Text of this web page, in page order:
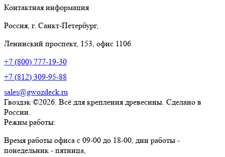
Контактная информация
Россия, г. Санкт-Петербург,
Ленинский проспект, 153, офис 1106
+7 (800) 777-19-30
+7 (812) 309-95-88
sales@gwozdeck.ru
Гвоздэк ©2026. Всё для крепления древесины. Сделано в
России.
Режим работы:
Время работы офиса с 09-00 до 18-00, дни работы -
понедельник - пятница,